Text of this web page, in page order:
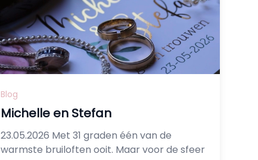
Blog
Michelle en Stefan
23.05.2026 Met 31 graden één van de
warmste bruiloften ooit. Maar voor de sfeer